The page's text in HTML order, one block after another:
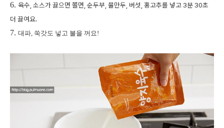
6. 육수, 소스가 끓으면 쫄면, 순두부, 물만두, 버섯, 홍고추를 넣고 3분 30초
더 끓여요.
7. 대파, 쑥갓도 넣고 불을 꺼요!